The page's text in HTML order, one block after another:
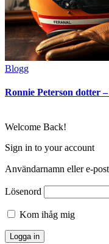
Blogg
Ronnie Peterson dotter
Welcome Back!
Sign in to your account
Användarnamn eller e-
Lösenord
Kom ihåg mig